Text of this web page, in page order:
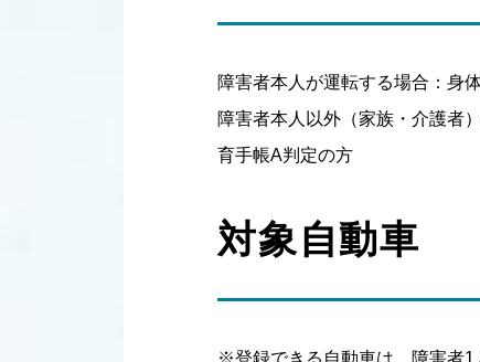
障害者本人が運転する場合：身
障害者本人以外（家族・介護者
育手帳A判定の方
対象自動車
※登録できる自動車は、障害者1